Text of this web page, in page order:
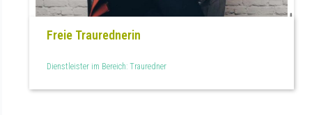
Freie Traurednerin
Dienstleister im Bereich: Trauredner